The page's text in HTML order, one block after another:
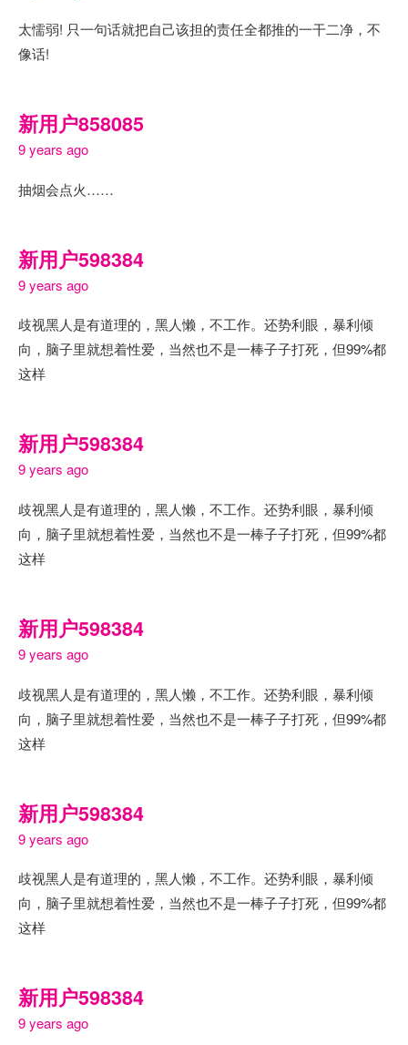
太懦弱! 只一句话就把自己该担的责任全都推的一干二净，不
像话!
新用户858085
9 years ago
抽烟会点火……
新用户598384
9 years ago
歧视黑人是有道理的，黑人懒，不工作。还势利眼，暴利倾
向，脑子里就想着性爱，当然也不是一棒子子打死，但99%都
这样
新用户598384
9 years ago
歧视黑人是有道理的，黑人懒，不工作。还势利眼，暴利倾
向，脑子里就想着性爱，当然也不是一棒子子打死，但99%都
这样
新用户598384
9 years ago
歧视黑人是有道理的，黑人懒，不工作。还势利眼，暴利倾
向，脑子里就想着性爱，当然也不是一棒子子打死，但99%都
这样
新用户598384
9 years ago
歧视黑人是有道理的，黑人懒，不工作。还势利眼，暴利倾
向，脑子里就想着性爱，当然也不是一棒子子打死，但99%都
这样
新用户598384
9 years ago